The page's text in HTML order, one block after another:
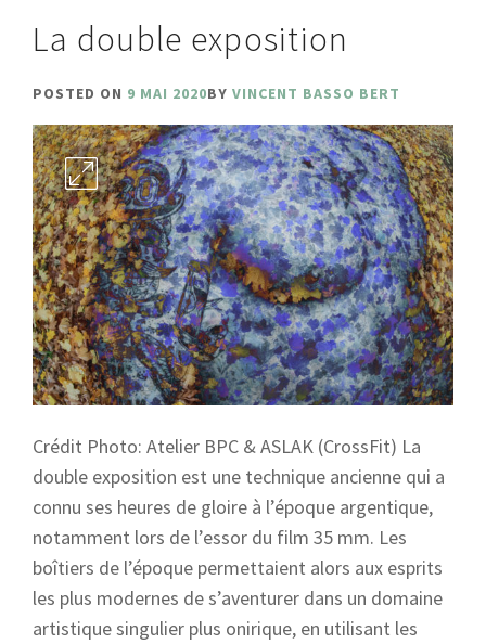
La double exposition
POSTED ON 9 MAI 2020BY VINCENT BASSO BERT
Crédit Photo: Atelier BPC & ASLAK (CrossFit) La
double exposition est une technique ancienne qui a
connu ses heures de gloire à l’époque argentique,
notamment lors de l’essor du film 35 mm. Les
boîtiers de l’époque permettaient alors aux esprits
les plus modernes de s’aventurer dans un domaine
artistique singulier plus onirique, en utilisant les